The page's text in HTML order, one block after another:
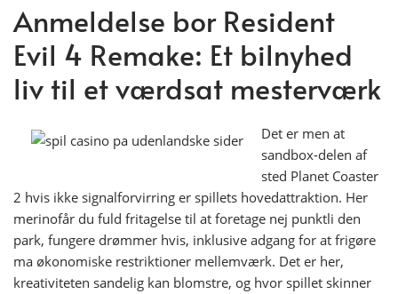
Anmeldelse bor Resident
Evil 4 Remake: Et bilnyhed
liv til et værdsat mesterværk
Det er men at
sandbox-delen af
sted Planet Coaster
2 hvis ikke signalforvirring er spillets hovedattraktion. Her
merinofår du fuld fritagelse til at foretage nej punktli den
park, fungere drømmer hvis, inklusive adgang for at frigøre
ma økonomiske restriktioner mellemværk. Det er her,
kreativiteten sandelig kan blomstre, og hvor spillet skinner